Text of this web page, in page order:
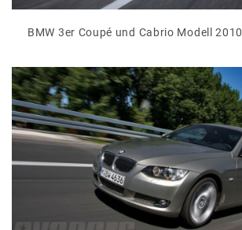
BMW 3er Coupé und Cabrio Modell 2010